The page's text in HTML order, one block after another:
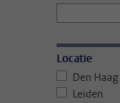
Locatie
Den Haag
Leiden